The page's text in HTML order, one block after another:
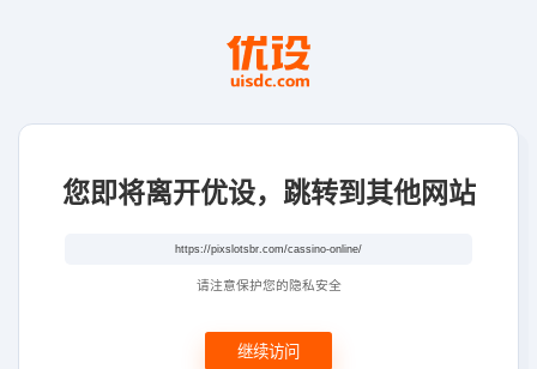
您即将离开优设，跳转到其他网站
请注意保护您的隐私安全
继续访问